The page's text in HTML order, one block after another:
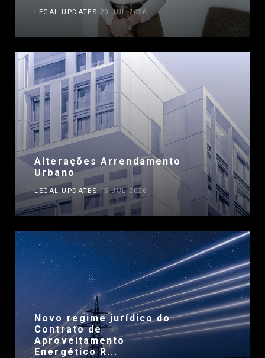
LEGAL UPDATES 20 JUL 2026
Alterações Arrendamento
Urbano
LEGAL UPDATES15 JUL 2026
Novo regime jurídico do
Contrato de
Aproveitamento
Energético R...